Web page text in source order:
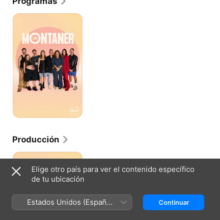
Los
Producción
Los
Elige otro país para ver el contenido específico
de tu ubicación
Estados Unidos (Español
México)
Continuar